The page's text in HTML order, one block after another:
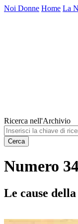
Noi Donne Home La
Ricerca nell'Archivio
Cerca
Numero
Le cause